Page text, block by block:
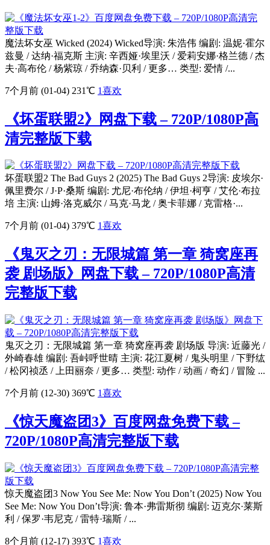
魔法坏女巫 Wicked (2024) Wicked导演: 朱浩伟 编剧: 温妮·霍尔
兹曼 / 达纳·福克斯 主演: 辛西娅·埃里沃 / 爱莉安娜·格兰德 / 杰
夫·高布伦 / 杨紫琼 / 乔纳森·贝利 / 更多… 类型: 爱情 /...
7个月前 (01-04) 231℃ 1喜欢
《坏蛋联盟2》网盘下载 – 720P/1080P高
清完整版下载
坏蛋联盟2 The Bad Guys 2 (2025) The Bad Guys 2导演: 皮埃尔·
佩里费尔 / J·P·桑斯 编剧: 尤尼·布伦纳 / 伊坦·柯亨 / 艾伦·布拉
培 主演: 山姆·洛克威尔 / 马克·马龙 / 奥卡菲娜 / 克雷格·...
7个月前 (01-04) 379℃ 1喜欢
《鬼灭之刃：无限城篇 第一章 猗窝座再
袭 剧场版》网盘下载 – 720P/1080P高清
完整版下载
鬼灭之刃：无限城篇 第一章 猗窝座再袭 剧场版 导演: 近藤光 /
外崎春雄 编剧: 吾峠呼世晴 主演: 花江夏树 / 鬼头明里 / 下野纮
/ 松冈祯丞 / 上田丽奈 / 更多… 类型: 动作 / 动画 / 奇幻 / 冒险 ...
7个月前 (12-30) 369℃ 1喜欢
《惊天魔盗团3》百度网盘免费下载 –
720P/1080P高清完整版下载
惊天魔盗团3 Now You See Me: Now You Don’t (2025) Now You
See Me: Now You Don’t导演: 鲁本·弗雷斯彻 编剧: 迈克尔·莱斯
利 / 保罗·韦尼克 / 雷特·瑞斯 / ...
8个月前 (12-17) 393℃ 1喜欢